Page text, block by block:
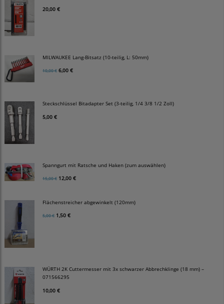
20,00 €
MILWAUKEE Lang-Bitsatz (10-teilig, L: 50mm)
10,00 € 6,00 €
Steckschlüssel Bitadapter Set (3-teilig, 1/4 3/8 1/2 Zoll)
5,00 €
Spanngurt mit Ratsche und Haken (zum auswählen)
15,00 € 12,00 €
Flächenstreicher abgewinkelt (120mm)
5,00 € 1,50 €
WÜRTH 2K Cuttermesser mit 3x schwarzer Abbrechklinge (18 mm) –
071566295
10,00 €